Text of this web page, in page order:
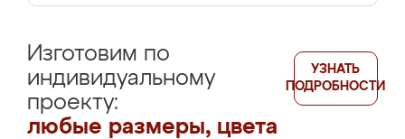
Изготовим по
индивидуальному
проекту:
любые размеры, цвета
УЗНАТЬ
ПОДРОБНОСТИ